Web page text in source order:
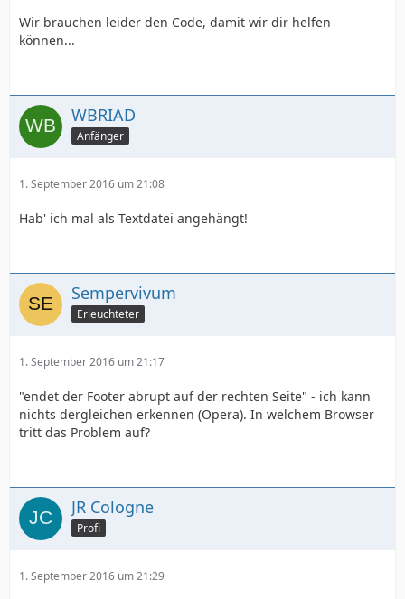
Wir brauchen leider den Code, damit wir dir helfen
können...
WBRIAD
Anfänger
1. September 2016 um 21:08
Hab' ich mal als Textdatei angehängt!
Sempervivum
Erleuchteter
1. September 2016 um 21:17
"endet der Footer abrupt auf der rechten Seite" - ich kann
nichts dergleichen erkennen (Opera). In welchem Browser
tritt das Problem auf?
JR Cologne
Profi
1. September 2016 um 21:29